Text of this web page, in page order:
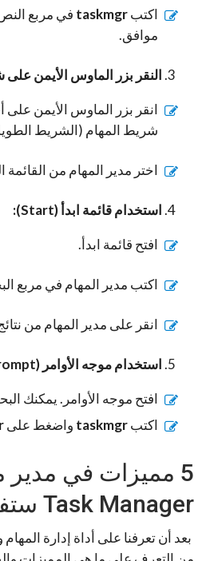
اكتبtaskmgr في مربع
موافق.
النقر بزر الماوس الأيمن
انقر بزر الماوس الأيمن
شريط المهام (الشريط
اختر مدير المهام من القائمة
استخدام قائمة ابدأ (Start):
افتح قائمة ابدأ.
اكتب مدير المهام في مربع
انقر على مدير المهام من
استخدام موجه الأوامر (Command Prompt):
افتح موجه الأوامر. يمكنك
اكتبtaskmgr واضغط على
5 مميزات في مدير
Task Manager ستفيدك كثيراً
بعد أن تعرفنا على أداة إدارة المهام